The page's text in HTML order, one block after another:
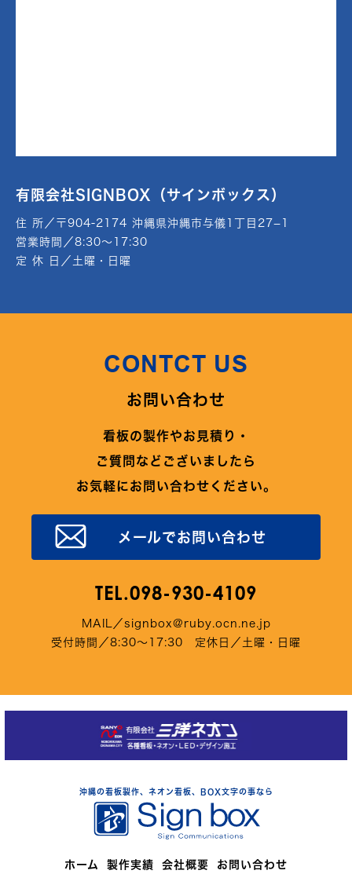
有限会社SIGNBOX（サインボックス）
住 所／〒904-2174 沖縄県沖縄市与儀1丁目27−1
営業時間／8:30～17:30
定 休 日／土曜・日曜
CONTCT US
お問い合わせ
看板の製作やお見積り・
ご質問などございましたら
お気軽にお問い合わせください。
メールでお問い合わせ
TEL.098-930-4109
MAIL／signbox@ruby.ocn.ne.jp
受付時間／8:30～17:30 定休日／土曜・日曜
沖縄の看板製作、ネオン看板、BOX文字の事なら
ホーム 製作実績 会社概要 お問い合わせ